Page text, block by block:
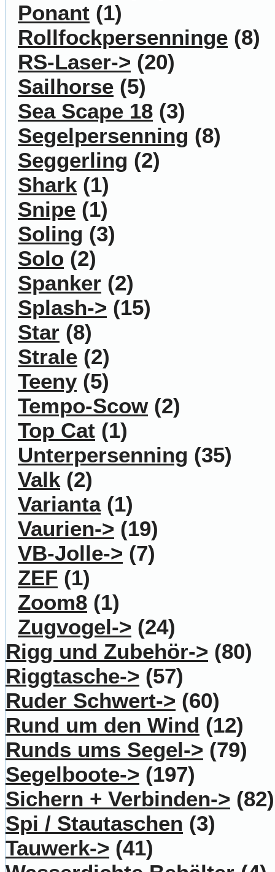
Ponant (1)
Rollfockpersenninge (8)
RS-Laser-> (20)
Sailhorse (5)
Sea Scape 18 (3)
Segelpersenning (8)
Seggerling (2)
Shark (1)
Snipe (1)
Soling (3)
Solo (2)
Spanker (2)
Splash-> (15)
Star (8)
Strale (2)
Teeny (5)
Tempo-Scow(2)
Top Cat (1)
Unterpersenning (35)
Valk (2)
Varianta(1)
Vaurien-> (19)
VB-Jolle-> (7)
ZEF (1)
Zoom8 (1)
Zugvogel-> (24)
Rigg und Zubehör-> (80)
Riggtasche-> (57)
Ruder Schwert-> (60)
Rund um den Wind (12)
Runds ums Segel-> (79)
Segelboote-> (197)
Sichern + Verbinden-> (82)
Spi / Stautaschen (3)
Tauwerk-> (41)